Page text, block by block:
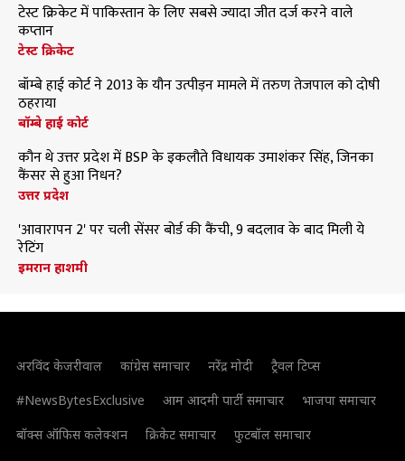
टेस्ट क्रिकेट में पाकिस्तान के लिए सबसे ज्यादा जीत दर्ज करने वाले
कप्तान
टेस्ट क्रिकेट
बॉम्बे हाई कोर्ट ने 2013 के यौन उत्पीड़न मामले में तरुण तेजपाल को दोषी
ठहराया
बॉम्बे हाई कोर्ट
कौन थे उत्तर प्रदेश में BSP के इकलौते विधायक उमाशंकर सिंह, जिनका
कैंसर से हुआ निधन?
उत्तर प्रदेश
'आवारापन 2' पर चली सेंसर बोर्ड की कैंची, 9 बदलाव के बाद मिली ये
रेटिंग
इमरान हाशमी
अरविंद केजरीवाल कांग्रेस समाचार नरेंद्र मोदी
ट्रैवल टिप्स
#NewsBytesExclusive
आम आदमी पार्टी समाचार
भाजपा समाचार
बॉक्स ऑफिस कलेक्शन
क्रिकेट समाचार
फुटबॉल समाचार